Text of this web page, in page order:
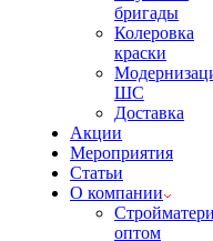
бригады
Колеровка
краски
ШС
Доставка
Акции
Мероприятия
Статьи
О компании
оптом